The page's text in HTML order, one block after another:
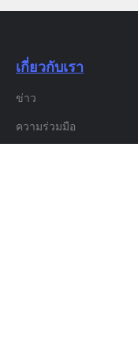
เกี่ยวกับเรา
ข่าว
ความร่วมมือ